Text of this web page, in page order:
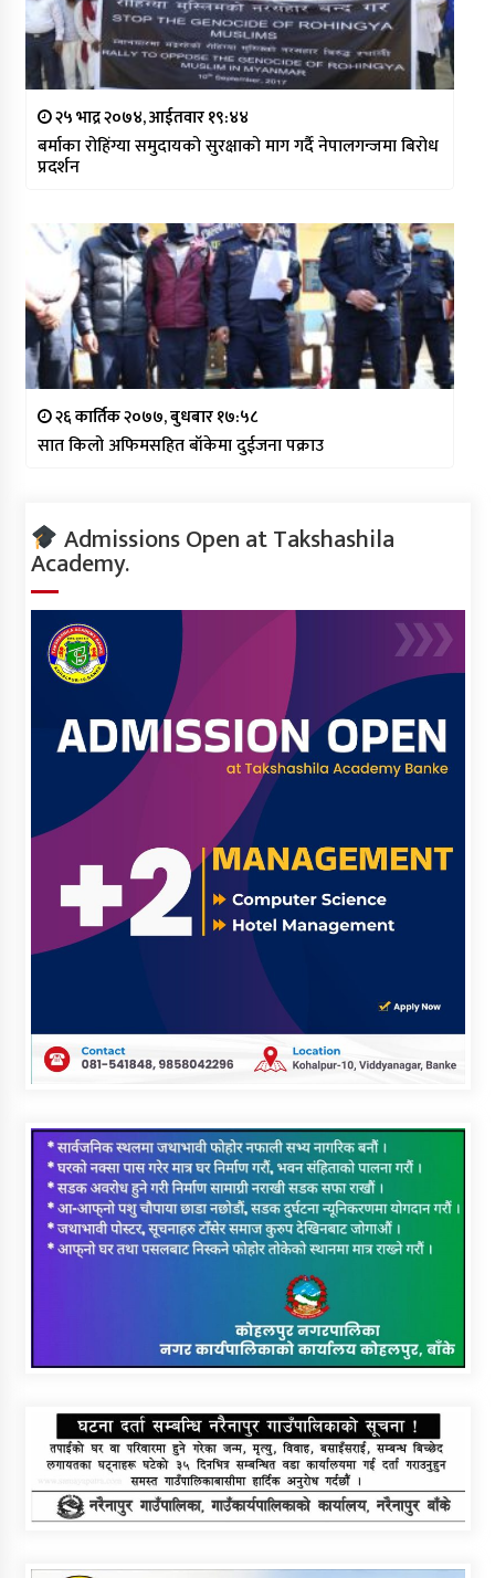
२५ भाद्र २०७४, आईतवार १९:४४
बर्माका रोहिंग्या समुदायको सुरक्षाको माग गर्दै नेपालगन्जमा बिरोध
प्रदर्शन
२६ कार्तिक २०७७, बुधबार १७:५८
सात किलो अफिमसहित बाँकेमा दुईजना पक्राउ
Admissions Open at Takshashila
Academy.